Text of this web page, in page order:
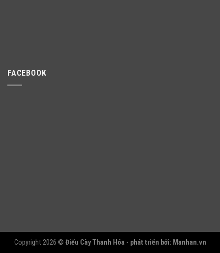
FACEBOOK
Copyright 2026 © Điếu Cày Thanh Hóa - phát triển bởi: Manhan.vn